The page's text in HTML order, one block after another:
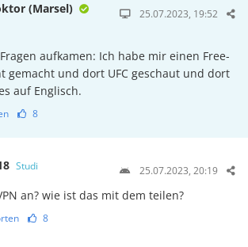
(Marsel) 25.07.2023, 19:52
aufkamen: Ich habe mir einen Free-
gemacht und dort UFC geschaut und dort
auf Englisch.
8
Studi 25.07.2023, 20:19
an? wie ist das mit dem teilen?
8